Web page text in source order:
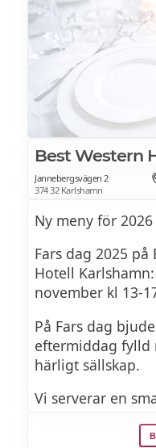
Best Western
Jannebergsvägen 2
374 32 Karlshamn
Ny meny för
Fars dag 2025 på
Hotell
november kl 13-
På Fars dag
eftermiddag fylld
härligt sällskap.
Vi serverar en
och tar hand om
små detaljerna